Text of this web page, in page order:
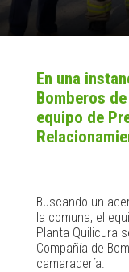
En una
Bomberos
equipo de
Buscando un
la comuna, el
Planta Quilicura
Compañía de
camaradería.